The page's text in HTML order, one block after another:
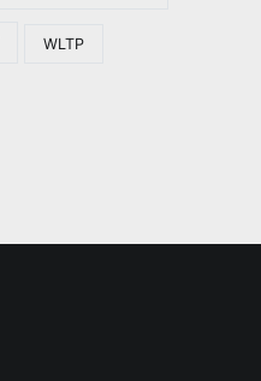
WLTP